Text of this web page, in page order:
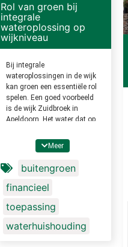
Rol van groen bij
integrale
wateroplossing op
wijkniveau
Bij integrale
wateroplossingen in de wijk
kan groen een essentiële rol
spelen. Een goed voorbeeld
is de wijk Zuidbroek in
Apeldoorn. Het water dat op
tuinen geleid. Van de tuinen
stroomt het naar de straat,
en van de straat in een brede
groenstrook, de wadi. Pas
als de wadi helemaal
met een overloop uit de buurt
Meer
buitengroen
financieel
toepassing
waterhuishouding